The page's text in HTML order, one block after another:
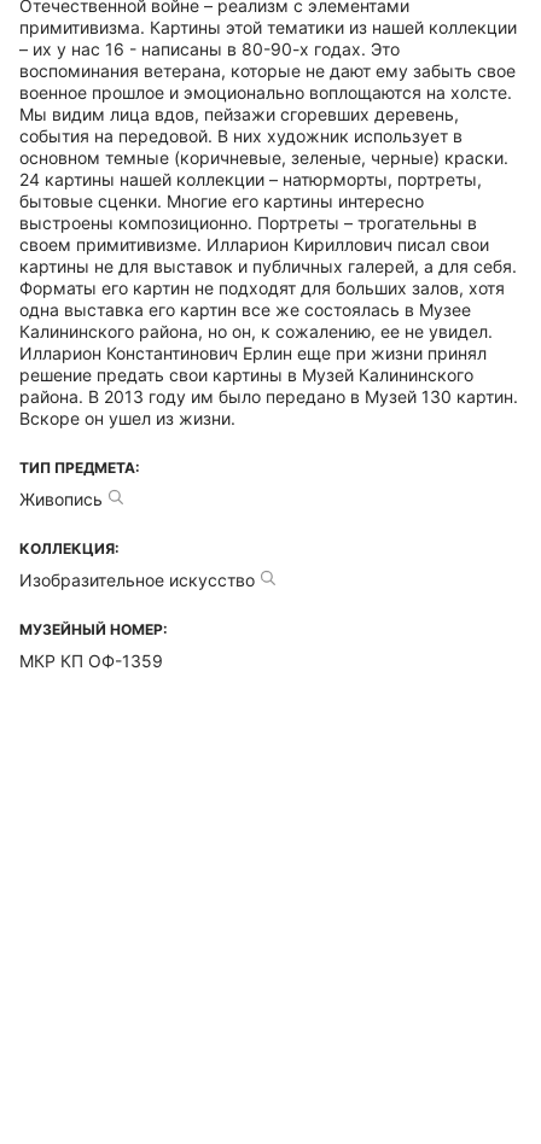
Отечественной войне – реализм с элементами
примитивизма. Картины этой тематики из нашей коллекции
– их у нас 16 - написаны в 80-90-х годах. Это
воспоминания ветерана, которые не дают ему забыть свое
военное прошлое и эмоционально воплощаются на холсте.
Мы видим лица вдов, пейзажи сгоревших деревень,
события на передовой. В них художник использует в
основном темные (коричневые, зеленые, черные) краски.
24 картины нашей коллекции – натюрморты, портреты,
бытовые сценки. Многие его картины интересно
выстроены композиционно. Портреты – трогательны в
своем примитивизме. Илларион Кириллович писал свои
картины не для выставок и публичных галерей, а для себя.
Форматы его картин не подходят для больших залов, хотя
одна выставка его картин все же состоялась в Музее
Калининского района, но он, к сожалению, ее не увидел.
Илларион Константинович Ерлин еще при жизни принял
решение предать свои картины в Музей Калининского
района. В 2013 году им было передано в Музей 130 картин.
Вскоре он ушел из жизни.
ТИП ПРЕДМЕТА:
Живопись
КОЛЛЕКЦИЯ:
Изобразительное искусство
МУЗЕЙНЫЙ НОМЕР:
МКР КП ОФ-1359